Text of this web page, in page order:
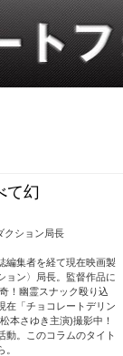
て幻
クション局長
編集者を経て現在映画製
ョン〉局長。監督作品に
！幽霊スナック殴り込
在「チョコレートデリン
本さゆき主演)撮影中！
動。このコラムのタイト